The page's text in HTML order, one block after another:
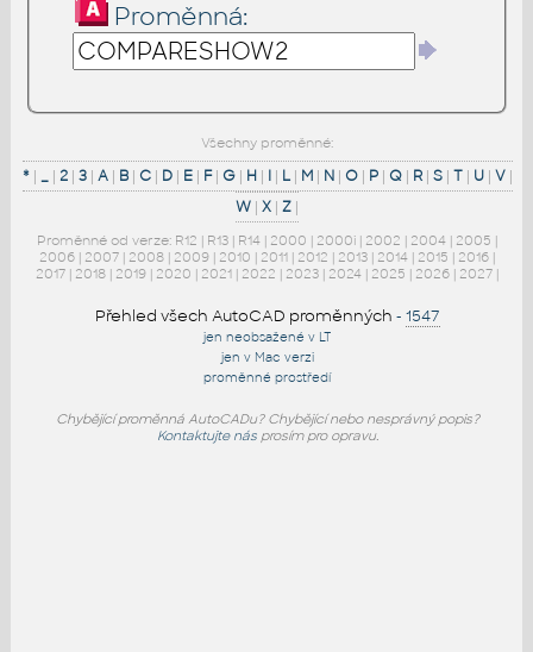
Proměnná:
Všechny proměnné:
*| _| 2| 3| A| B| C| D| E| F| G| H | I| L| M| N| O| P| Q| R| S| T| U| V|
W | X | Z |
Proměnné od verze: R12 | R13 | R14 | 2000 | 2000i | 2002 | 2004 | 2005 |
2006 | 2007 | 2008 | 2009 | 2010 | 2011 | 2012 | 2013 | 2014 | 2015 | 2016 |
2017 | 2018 | 2019 | 2020 | 2021 | 2022 | 2023 | 2024 | 2025 | 2026 | 2027 |
Přehled všech AutoCAD proměnných - 1547
jen neobsažené v LT
jen v Mac verzi
proměnné prostředí
Chybějící proměnná AutoCADu? Chybějící nebo nesprávný popis?
Kontaktujte násprosím pro opravu.